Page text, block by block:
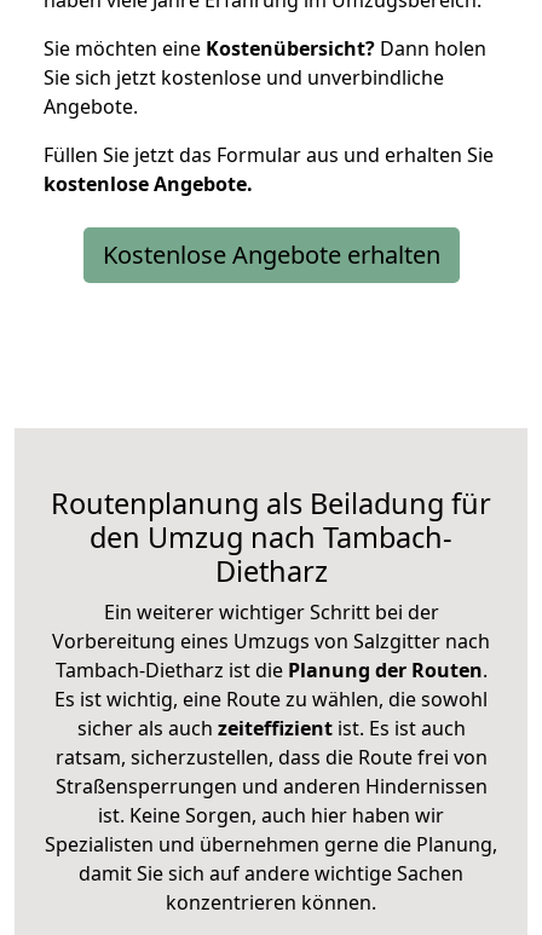
Sie möchten eine Kostenübersicht? Dann holen
Sie sich jetzt kostenlose und unverbindliche
Angebote.
Füllen Sie jetzt das Formular aus und erhalten Sie
kostenloseAngebote.
Kostenlose Angebote erhalten
Routenplanung als Beiladung für
den Umzug nach Tambach-
Dietharz
Ein weiterer wichtiger Schritt bei der
Vorbereitung eines Umzugs von Salzgitter nach
Tambach-Dietharz ist diePlanung der Routen.
Es ist wichtig, eine Route zu wählen, die sowohl
sicher als auch zeiteffizientist. Es ist auch
ratsam, sicherzustellen, dass die Route frei von
Straßensperrungen und anderen Hindernissen
ist. Keine Sorgen, auch hier haben wir
Spezialisten und übernehmen gerne die Planung,
damit Sie sich auf andere wichtige Sachen
konzentrieren können.